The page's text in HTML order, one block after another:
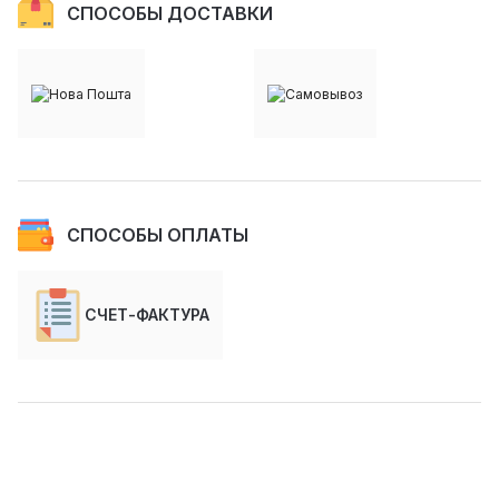
СПОСОБЫ ДОСТАВКИ
СПОСОБЫ ОПЛАТЫ
СЧЕТ-ФАКТУРА